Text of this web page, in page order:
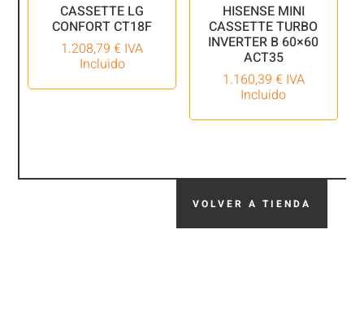
CASSETTE LG
CONFORT CT18F
1.208,79€ IVA
Incluido
HISENSE MINI
CASSETTE TURBO
INVERTER B 60×60
ACT35
1.160,39 € IVA
Incluido
VOLVER A TIENDA